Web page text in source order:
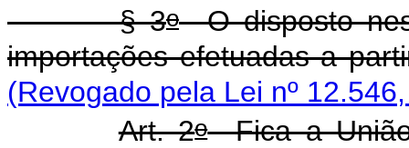
§ 3oO disposto
importações efetuadas a
(Revogado pela Lei nº
Art. 2oFica a União